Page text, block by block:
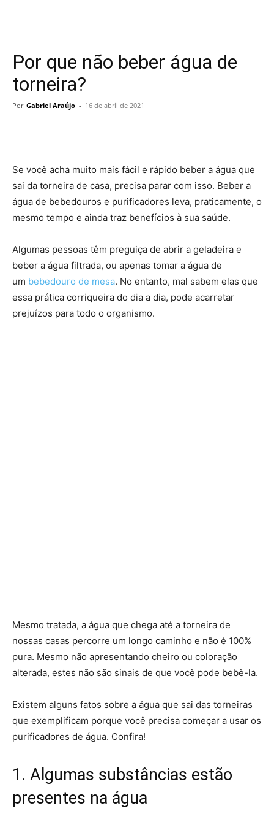
Por que não beber água de
torneira?
Por Gabriel Araújo - 16 de abril de 2021
Se você acha muito mais fácil e rápido beber a água que
sai da torneira de casa, precisa parar com isso. Beber a
água de bebedouros e purificadores leva, praticamente, o
mesmo tempo e ainda traz benefícios à sua saúde.
Algumas pessoas têm preguiça de abrir a geladeira e
beber a água filtrada, ou apenas tomar a água de
um bebedouro de mesa. No entanto, mal sabem elas que
essa prática corriqueira do dia a dia, pode acarretar
prejuízos para todo o organismo.
Mesmo tratada, a água que chega até a torneira de
nossas casas percorre um longo caminho e não é 100%
pura. Mesmo não apresentando cheiro ou coloração
alterada, estes não são sinais de que você pode bebê-la.
Existem alguns fatos sobre a água que sai das torneiras
que exemplificam porque você precisa começar a usar os
purificadores de água. Confira!
1. Algumas substâncias estão
presentes na água